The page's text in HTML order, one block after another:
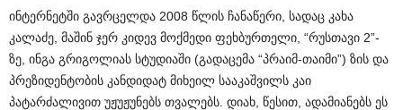
ინტერნეტში გავრცელდა 2008 წლის ჩანაწერი, სადაც კახა
კალაძე, მაშინ ჯერ კიდევ მოქმედი ფეხბურთელი, “რუსთავი 2”-
ზე, ინგა გრიგოლიას სტუდიაში (გადაცემა “პრაიმ-თაიმი”) ზის და
პრეზიდენტობის კანდიდატ მიხეილ სააკაშვილს კაი
პატარძალივით უჟუჟუნებს თვალებს. დიახ, წესით, ადამიანებს ეს